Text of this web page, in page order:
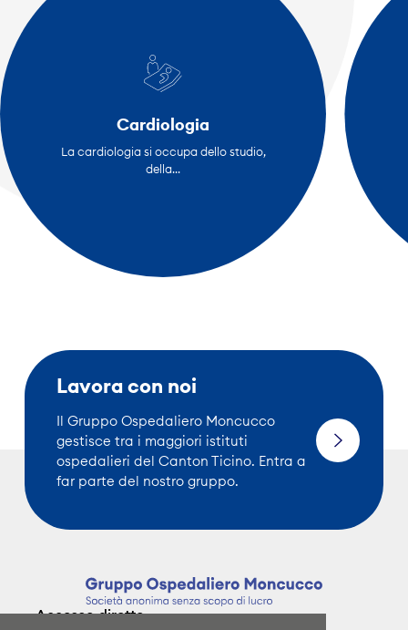
Cardiologia
La cardiologia si occupa dello studio,
della...
Lavora con noi
Il Gruppo Ospedaliero Moncucco
gestisce tra i maggiori istituti
ospedalieri del Canton Ticino. Entra a
far parte del nostro gruppo.
Accesso diretto